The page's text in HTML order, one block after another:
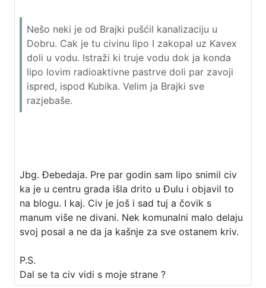
Nešo neki je od Brajki pušćil kanalizaciju u
Dobru. Cak je tu civinu lipo I zakopal uz Kavex
doli u vodu. Istraži ki truje vodu dok ja konda
lipo lovim radioaktivne pastrve doli par zavoji
ispred, ispod Kubika. Velim ja Brajki sve
razjebaše.
Jbg. Đebedaja. Pre par godin sam lipo snimil civ
ka je u centru grada išla drito u Đulu i objavil to
na blogu. I kaj. Civ je još i sad tuj a čovik s
manum više ne divani. Nek komunalni malo delaju
svoj posal a ne da ja kašnje za sve ostanem kriv.
P.S.
Dal se ta civ vidi s moje strane ?